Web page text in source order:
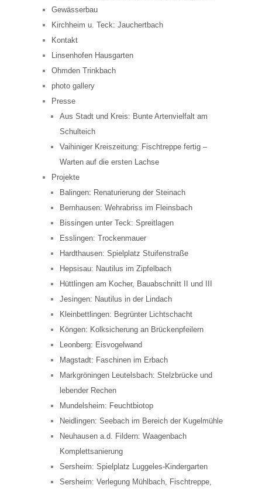
Gewässerbau
Kirchheim u. Teck: Jauchertbach
Kontakt
Linsenhofen Hausgarten
Ohmden Trinkbach
photo gallery
Presse
Aus Stadt und Kreis: Bunte Artenvielfalt am
Schulteich
Vaihiniger Kreiszeitung: Fischtreppe fertig –
Warten auf die ersten Lachse
Projekte
Balingen: Renaturierung der Steinach
Bernhausen: Wehrabriss im Fleinsbach
Bissingen unter Teck: Spreitlagen
Esslingen: Trockenmauer
Hardthausen: Spielplatz Stuifenstraße
Hepsisau: Nautilus im Zipfelbach
Hüttlingen am Kocher, Bauabschnitt II und III
Jesingen: Nautilus in der Lindach
Kleinbettlingen: Begrünter Lichtschacht
Köngen: Kolksicherung an Brückenpfeilern
Leonberg: Eisvogelwand
Magstadt: Faschinen im Erbach
Markgröningen Leutelsbach: Stelzbrücke und
lebender Rechen
Mundelsheim: Feuchtbiotop
Neidlingen: Seebach im Bereich der Kugelmühle
Neuhausen a.d. Fildern: Waagenbach
Komplettsanierung
Sersheim: Spielplatz Luggeles-Kindergarten
Sersheim: Verlegung Mühlbach, Fischtreppe,